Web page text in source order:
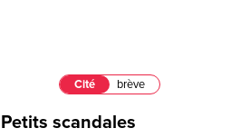
Cité brève
Petits scandales